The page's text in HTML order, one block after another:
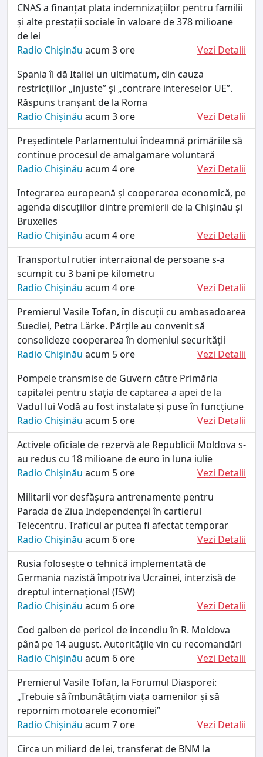
CNAS a finanțat plata indemnizațiilor pentru familii
și alte prestații sociale în valoare de 378 milioane
de lei
Radio Chișinău acum 3 ore
Vezi Detalii
Spania îi dă Italiei un ultimatum, din cauza
restricțiilor „injuste” și „contrare intereselor UE”.
Răspuns tranșant de la Roma
Radio Chișinău acum 3 ore
Vezi Detalii
Președintele Parlamentului îndeamnă primăriile să
continue procesul de amalgamare voluntară
Radio Chișinău acum 4 ore
Vezi Detalii
Integrarea europeană și cooperarea economică, pe
agenda discuțiilor dintre premierii de la Chișinău și
Bruxelles
Radio Chișinău acum 4 ore
Vezi Detalii
Transportul rutier interraional de persoane s-a
scumpit cu 3 bani pe kilometru
Radio Chișinău acum 4 ore
Vezi Detalii
Premierul Vasile Tofan, în discuții cu ambasadoarea
Suediei, Petra Lärke. Părțile au convenit să
consolideze cooperarea în domeniul securității
Radio Chișinău acum 5 ore
Vezi Detalii
Pompele transmise de Guvern către Primăria
capitalei pentru stația de captarea a apei de la
Vadul lui Vodă au fost instalate și puse în funcțiune
Radio Chișinău acum 5 ore
Vezi Detalii
Activele oficiale de rezervă ale Republicii Moldova s-
au redus cu 18 milioane de euro în luna iulie
Radio Chișinău acum 5 ore
Vezi Detalii
Militarii vor desfășura antrenamente pentru
Parada de Ziua Independenței în cartierul
Telecentru. Traficul ar putea fi afectat temporar
Radio Chișinău acum 6 ore
Vezi Detalii
Rusia folosește o tehnică implementată de
Germania nazistă împotriva Ucrainei, interzisă de
dreptul internațional (ISW)
Radio Chișinău acum 6 ore
Vezi Detalii
Cod galben de pericol de incendiu în R. Moldova
până pe 14 august. Autoritățile vin cu recomandări
Radio Chișinău acum 6 ore
Vezi Detalii
Premierul Vasile Tofan, la Forumul Diasporei:
„Trebuie să îmbunătățim viața oamenilor și să
repornim motoarele economiei”
Radio Chișinău acum 7 ore
Vezi Detalii
Circa un miliard de lei, transferat de BNM la